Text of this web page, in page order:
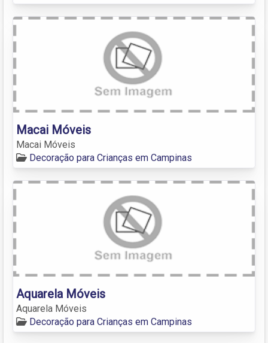
Macai Móveis
Macai Móveis
Decoração para Crianças em Campinas
Aquarela Móveis
Aquarela Móveis
Decoração para Crianças em Campinas